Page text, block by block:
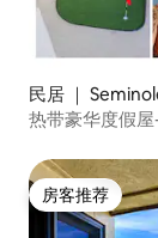
民居 ｜
热带豪华度假
房客推荐
房客推荐